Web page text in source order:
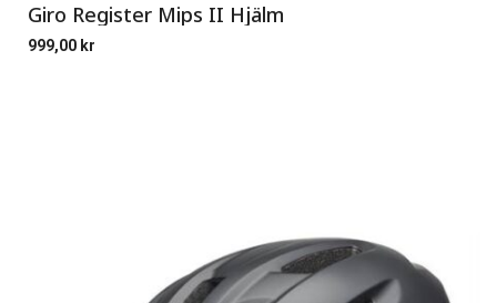
Giro Register Mips II Hjälm
999,00 kr